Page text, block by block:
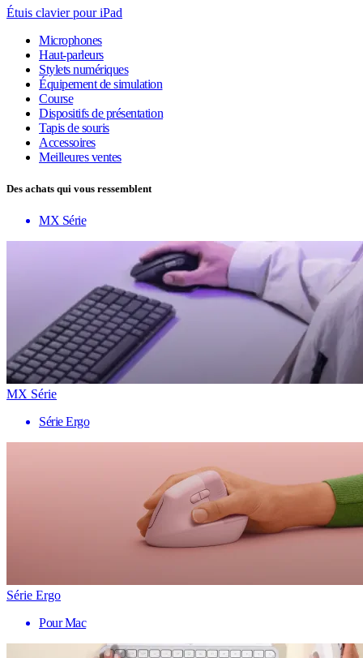
Étuis clavier pour iPad
Microphones
Haut-parleurs
Stylets numériques
Équipement de simulation
Course
Dispositifs de présentation
Tapis de souris
Accessoires
Meilleures ventes
Des achats qui vous ressemblent
MX Série
MX Série
Série Ergo
Série Ergo
Pour Mac